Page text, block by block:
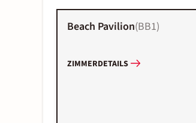
Beach Pavilion(BB1)
ZIMMERDETAILS